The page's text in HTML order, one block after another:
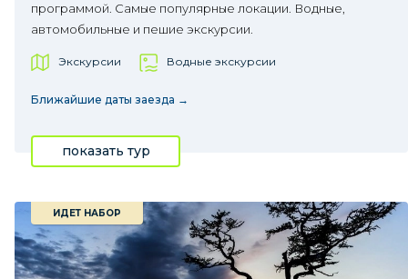
программой. Самые популярные локации. Водные,
автомобильные и пешие экскурсии.
Экскурсии Водные экскурсии
Ближайшие даты заезда →
показать тур
ИДЕТ НАБОР